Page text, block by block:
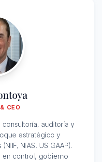
CEO
auditoría y
estratégico y
NIAS, US GAAP).
en control, gobierno